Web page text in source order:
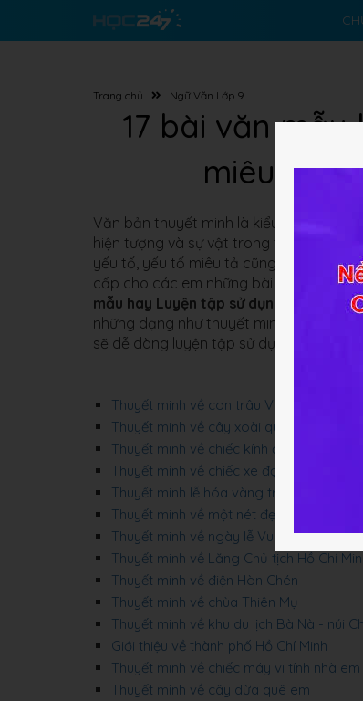
Trang chủ Ngữ Văn Lớp 9
17 bài văn
miêu tả
Văn bản thuyết minh là kiểu văn bản
hiện tượng và sự vật trong tự nhiên,
yếu tố, yếu tố miêu tả cũng được
cấp cho các em những bài văn mẫu
mẫu hay Luyện tập sử dụng yếu tố
những dạng như thuyết minh về một
sẽ dễ dàng luyện tập sử dụng yếu tố
Thuyết minh về con trâu Việt Nam
Thuyết minh về cây xoài quê em
Thuyết minh về chiếc kính đeo mắt
Thuyết minh về chiếc xe đạp
Thuyết minh lễ hóa vàng trong truyền
Thuyết minh về một nét đẹp văn hóa
Thuyết minh về ngày lễ Vu Lan của dân
Thuyết minh về Lăng Chủ tịch Hồ Chí
Thuyết minh về điện Hòn Chén
Thuyết minh về chùa Thiên Mụ
Thuyết minh về khu du lịch Bà Nà - núi
Giới thiệu về thành phố Hồ Chí Minh
Thuyết minh về chiếc máy vi tính nhà em
Thuyết minh về cây dừa quê em